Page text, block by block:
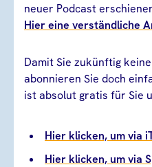
neuer Podcast
Hier eine verständliche
Damit Sie zukünftig
abonnieren Sie doch
ist absolut gratis für Sie
Hier klicken, um via
Hier klicken, um via